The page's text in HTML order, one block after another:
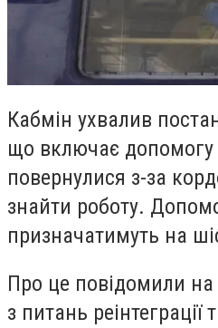
Кабмін ухвалив
що включає допомогу
повернулися з-за
знайти роботу.
призначатимуть на
Про це повідомили на
з питань реінтеграції